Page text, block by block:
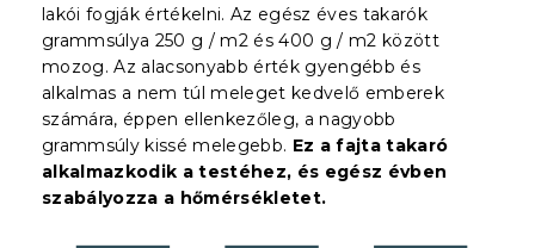
lakói fogják értékelni. Az egész éves takarók
grammsúlya 250 g / m2 és 400 g / m2 között
mozog. Az alacsonyabb érték gyengébb és
alkalmas a nem túl meleget kedvelő emberek
számára, éppen ellenkezőleg, a nagyobb
grammsúly kissé melegebb. Ez a fajta takaró
alkalmazkodik a testéhez, és egész évben
szabályozza a hőmérsékletet.